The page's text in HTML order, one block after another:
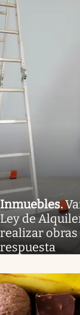
Inmuebles.
Ley de
realizar
respuesta